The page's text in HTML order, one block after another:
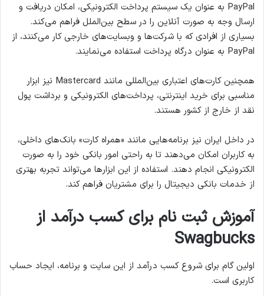
PayPal به عنوان یک سیستم پرداخت الکترونیکی، امکان دریافت و
ارسال وجه به صورت آنلاین را در سطح بین‌الملل فراهم می‌کند.
بسیاری از افرادی که با شرکت‌ها و وبسایت‌های خارجی کار می‌کنند، از
PayPal به عنوان درگاه پرداخت استفاده می‌نمایند.
همچنین کارت‌های اعتباری بین‌المللی مانند Mastercard نیز ابزار
مناسبی برای خرید اینترنتی، پرداخت‌های الکترونیکی و برداشت پول
نقد از خارج از کشور هستند.
در داخل ایران نیز برنامه‌هایی مانند «همراه کارت» بانک‌های داخلی،
به کاربران امکان می‌دهند تا به راحتی امور بانکی خود را به صورت
الکترونیکی انجام دهند. استفاده از این ابزارها می‌تواند تجربه بهتری
از خدمات بانکی دیجیتال را برای مشتریان فراهم کند.
آموزش ثبت نام برای کسب درآمد از
Swagbucks
اولین گام برای شروع کسب درآمد از این سایت و برنامه، ایجاد حساب
کاربری است.